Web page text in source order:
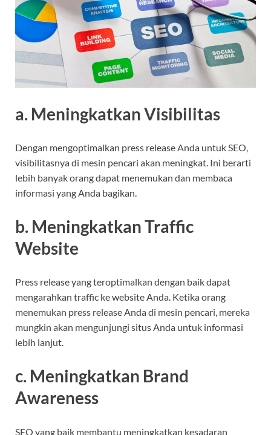
a. Meningkatkan Visibilitas
Dengan mengoptimalkan press release Anda untuk SEO,
visibilitasnya di mesin pencari akan meningkat. Ini berarti
lebih banyak orang dapat menemukan dan membaca
informasi yang Anda bagikan.
b. Meningkatkan Traffic
Website
Press release yang teroptimalkan dengan baik dapat
mengarahkan traffic ke website Anda. Ketika orang
menemukan press release Anda di mesin pencari, mereka
mungkin akan mengunjungi situs Anda untuk informasi
lebih lanjut.
c. Meningkatkan Brand
Awareness
SEO yang baik membantu meningkatkan kesadaran